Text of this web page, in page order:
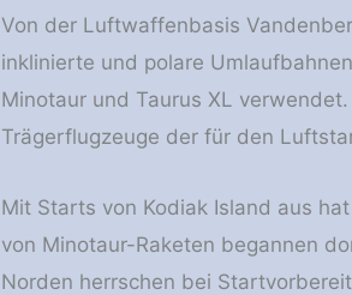
Von der Luftwaffenbasis
inklinierte und polare
Minotaur und Taurus XL
Trägerflugzeuge der für den
Mit Starts von Kodiak Island aus hat
von Minotaur-Raketen begannen
Norden herrschen bei